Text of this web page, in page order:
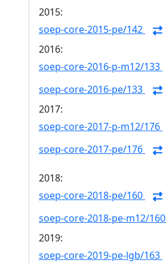
2015:
soep-core-2015-pe/142
2016:
soep-core-2016-p-m12/133
soep-core-2016-pe/133
2017:
soep-core-2017-p-m12/176
soep-core-2017-pe/176
2018:
soep-core-2018-pe/160
soep-core-2018-pe-m12/160
2019:
soep-core-2019-pe-lgb/163